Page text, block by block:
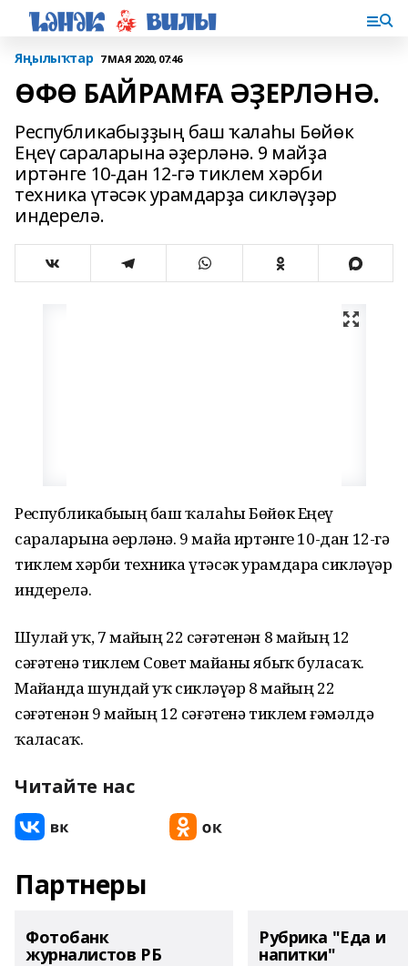
Яңылыҡтар 7 МАЯ 2020, 07:46
ӨФӨ БАЙРАМҒА ӘҘЕРЛӘНӘ.
Республикабыҙҙың баш ҡалаһы Бөйөк
Еңеү сараларына әҙерләнә. 9 майҙа
иртәнге 10-дан 12-гә тиклем хәрби
техника үтәсәк урамдарҙа сикләүҙәр
индерелә.
Республикабыҙҙың баш ҡалаһы Бөйөк Еңеү
сараларына әҙерләнә. 9 майҙа иртәнге 10-дан 12-гә
тиклем хәрби техника үтәсәк урамдарҙа сикләүҙәр
индерелә.
Шулай уҡ, 7 майҙың 22 сәғәтенән 8 майҙың 12
сәғәтенә тиклем Совет майҙаны ябыҡ буласаҡ.
Майҙанда шундай уҡ сикләүҙәр 8 майҙың 22
сәғәтенән 9 майҙың 12 сәғәтенә тиклем ғәмәлдә
ҡаласаҡ.
Читайте нас
Партнеры
Фотобанк
журналистов РБ
Рубрика "Еда и
напитки"